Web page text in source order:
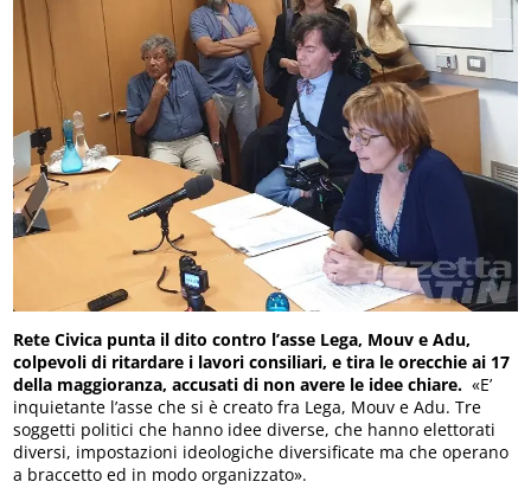
Rete Civica punta il dito contro l’asse Lega, Mouv e Adu,
colpevoli di ritardare i lavori consiliari, e tira le orecchie ai 17
della maggioranza, accusati di non avere le idee chiare. «E’
inquietante l’asse che si è creato fra Lega, Mouv e Adu. Tre
soggetti politici che hanno idee diverse, che hanno elettorati
diversi, impostazioni ideologiche diversificate ma che operano
a braccetto ed in modo organizzato».